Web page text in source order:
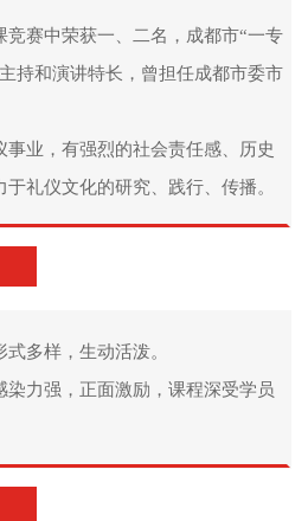
竞赛中荣获一、二名，成都市“一专
持和演讲特长，曾担任成都市委市
业，有强烈的社会责任感、历史
礼仪文化的研究、践行、传播。
多样，生动活泼。
染力强，正面激励，课程深受学员